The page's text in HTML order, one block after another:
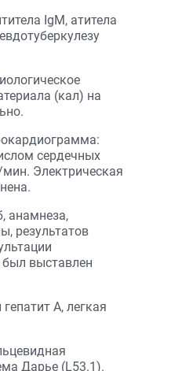
IgM, атитела
(кал) на
сердечных
Электрическая
анамнеза,
результатов
выставлен
A, легкая
Дарье (L53.1).